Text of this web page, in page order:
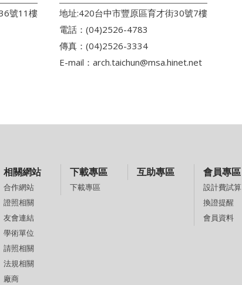
號11樓
地址:420台中市豐原區育才街30號7樓
電話：(04)2526-4783
傳真：(04)2526-3334
E-mail： arch.taichun@msa.hinet.net
相關網站
合作網站
證照相關
友會連結
學術單位
請照相關
法規相關
廠商
下載專區
下載專區
互助專區 會員專區
設計費試算
換證提醒
會員資料